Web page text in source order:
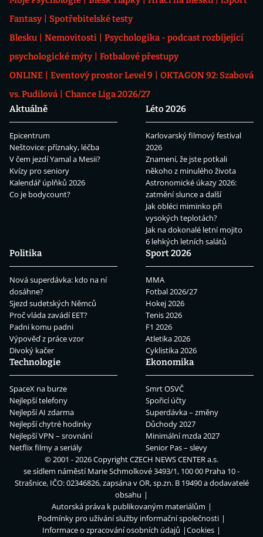
Fantasy
Spotřebitelské testy
Blesku
Nemovitosti
Psychologika - podcast rozbíjející
psychologické mýty
Fotbalové přestupy
ONLINE
Eventový prostor Level 9
OKTAGON 92: Szabová
vs. Pudilová
Chance Liga 2026/27
Aktuálně
Epicentrum
Neštovice: příznaky, léčba
V čem jezdí Yamal a Mesii?
Kvízy pro seniory
Kalendář úplňků 2026
Co je bodycount?
Léto 2026
Karlovarský filmový festival
2026
Znamení, že jste potkali
někoho z minulého života
Astronomické úkazy 2026:
zatmění slunce a další
Jak obléci miminko při
vysokých teplotách?
Jak na dokonalé letní mojito
6 lehkých letních salátů
Politika
Nová superdávka: kdo na ní
dosáhne?
Sjezd sudetských Němců
Proč vláda zavádí EET?
Padni komu padni
Výpověď z práce vzor
Divoký kačer
Sport 2026
MMA
Fotbal 2026/27
Hokej 2026
Tenis 2026
F1 2026
Atletika 2026
Cyklistika 2026
Technologie
SpaceX na burze
Nejlepší telefony
Nejlepší AI zdarma
Nejlepší chytré hodinky
Nejlepší VPN – srovnání
Netflix filmy a seriály
Ekonomika
Smrt OSVČ
Spořicí účty
Superdávka – změny
Důchody 2027
Minimální mzda 2027
Senior Pas – slevy
© 2001 - 2026 CopyrightCZECH NEWS CENTER a.s.
se sídlem náměstí Marie Schmolkové 3493/1, 100 00 Praha 10 -
Strašnice, IČO: 02346826, zapsána v OR, sp.zn. B 19490 a dodavatelé
obsahu
Autorská práva k publikovaným materiálům
Podmínky pro užívání služby informační společnosti
Informace o zpracování osobních údajů
Cookies